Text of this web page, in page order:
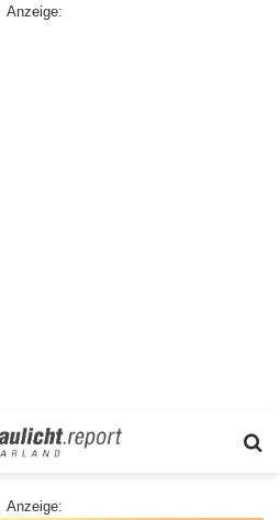
Anzeige:
Anzeige: